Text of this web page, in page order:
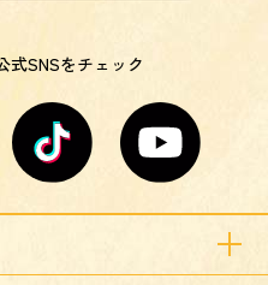
式SNSをチェック